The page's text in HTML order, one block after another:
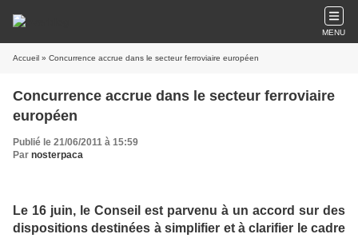
MENU
Accueil » Concurrence accrue dans le secteur ferroviaire européen
Concurrence accrue dans le secteur ferroviaire
européen
Publié le 21/06/2011 à 15:59
Par nosterpaca
Le 16 juin, le Conseil est parvenu à un accord sur des
dispositions destinées à simplifier et à clarifier le cadre